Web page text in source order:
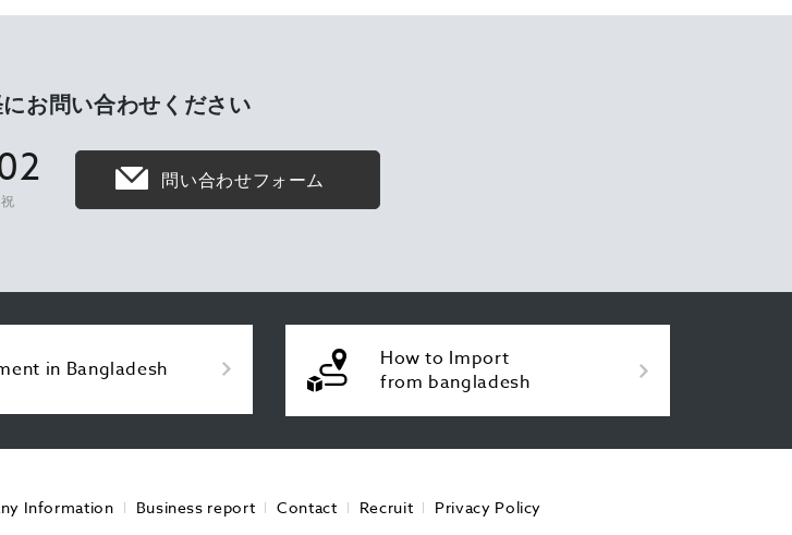
お問い合わせください
問い合わせフォーム
in Bangladesh
How to Import
from bangladesh
Information Business report Contact Recruit Privacy Policy